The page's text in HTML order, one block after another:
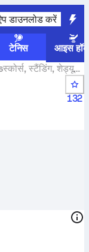
डाउनलोड करें
टेनिस
आइस
स्टैंडिंग, शेड्यूल
132